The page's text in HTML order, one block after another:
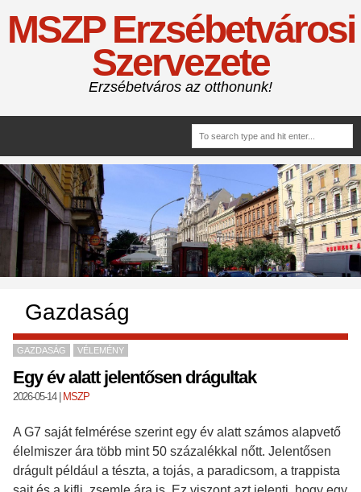
MSZP Erzsébetvárosi
Szervezete
Erzsébetváros az otthonunk!
Gazdaság
GAZDASÁG VÉLEMÉNY
Egy év alatt jelentősen drágultak
2026-05-14| MSZP
A G7 saját felmérése szerint egy év alatt számos alapvető
élelmiszer ára több mint 50 százalékkal nőtt. Jelentősen
drágult például a tészta, a tojás, a paradicsom, a trappista